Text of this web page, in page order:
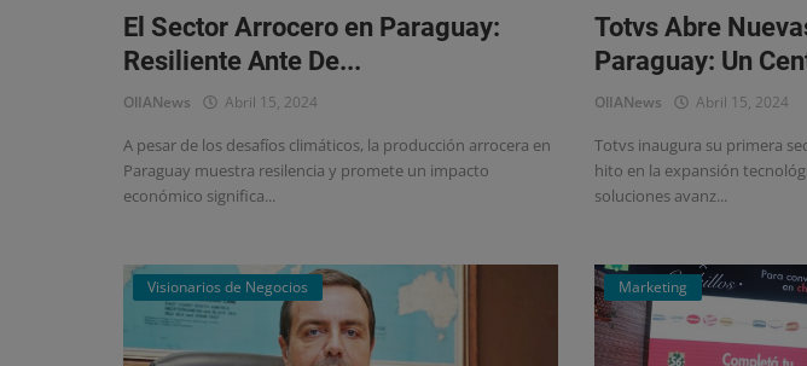
El Sector Arrocero en Paraguay:
Resiliente Ante De...
OlIANews Abril 15, 2024
A pesar de los desafíos climáticos, la producción arrocera en
Paraguay muestra resilencia y promete un impacto
económico significa...
Totvs Abre
Paraguay: Un
OlIANews Abril 15, 2024
Totvs inaugura su primera
hito en la expansión
soluciones avanz...
Visionarios de Negocios Marketing